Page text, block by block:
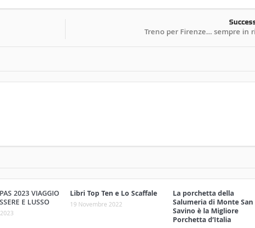
Treno per Firenze… sempre in
2023 VIAGGIO
E LUSSO
Libri Top Ten e Lo Scaffale
19 Novembre 2022
La porchetta della
Salumeria di Monte San
Savino è la Migliore
Porchetta d’Italia